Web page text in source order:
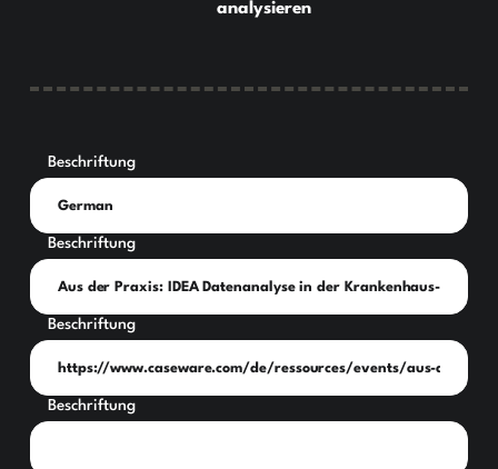
analysieren
Beschriftung
Beschriftung
Beschriftung
Beschriftung